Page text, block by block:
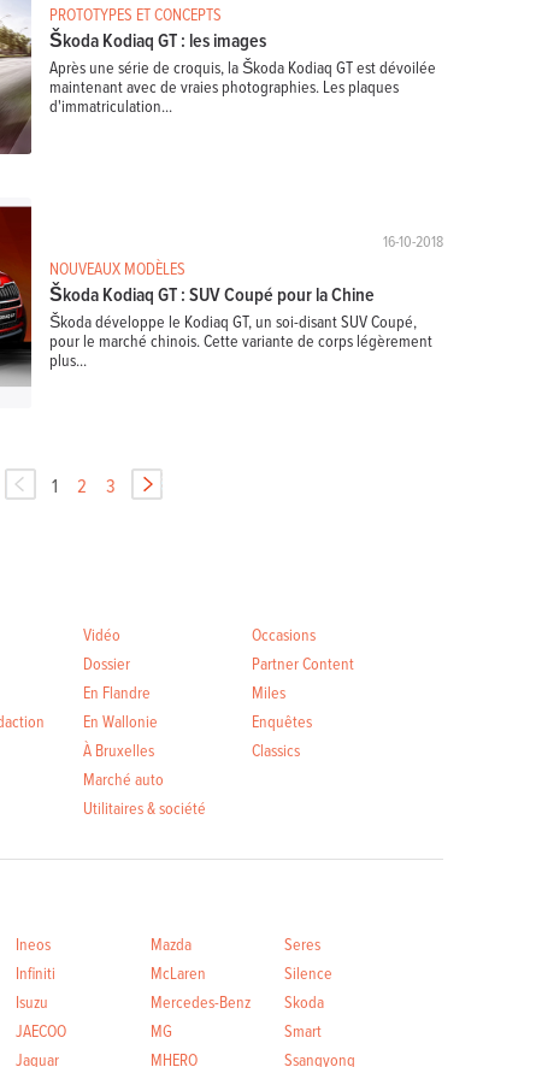
PROTOTYPES ET CONCEPTS
Škoda Kodiaq GT : les images
Après une série de croquis, la Škoda Kodiaq GT est dévoilée
maintenant avec de vraies photographies. Les plaques
d'immatriculation...
16-10-2018
NOUVEAUX MODÈLES
Škoda Kodiaq GT : SUV Coupé pour la Chine
Škoda développe le Kodiaq GT, un soi-disant SUV Coupé,
pour le marché chinois. Cette variante de corps légèrement
plus...
1 2 3
Vidéo
Dossier
En Flandre
En Wallonie
À Bruxelles
Marché auto
Utilitaires & société
Occasions
Partner Content
Miles
Enquêtes
Classics
Ineos
Infiniti
Isuzu
JAECOO
Jaguar
Mazda
McLaren
Mercedes-Benz
MG
MHERO
Seres
Silence
Skoda
Smart
Ssangyong